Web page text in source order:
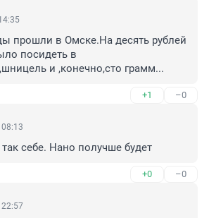
прошли в Омске.На десять рублей
посидеть в
и ,конечно,сто грамм...
+1 –0
себе. Нано получше будет
+0 –0
22:57